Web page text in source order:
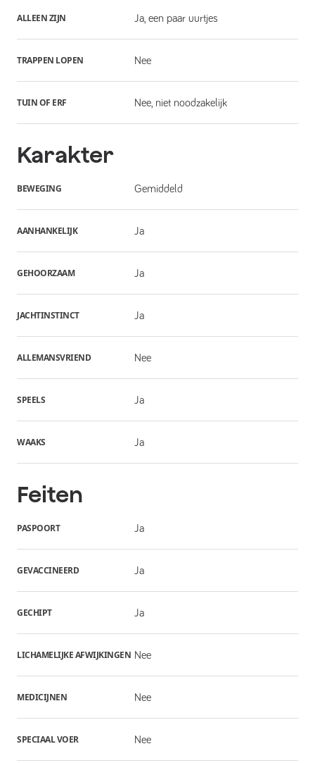
ALLEEN ZIJN Ja, een paar uurtjes
TRAPPEN LOPEN Nee
TUIN OF ERF Nee, niet noodzakelijk
Karakter
BEWEGING Gemiddeld
AANHANKELIJK Ja
GEHOORZAAM Ja
JACHTINSTINCT Ja
ALLEMANSVRIEND Nee
SPEELS Ja
WAAKS Ja
Feiten
PASPOORT Ja
GEVACCINEERD Ja
GECHIPT Ja
LICHAMELIJKE AFWIJKINGEN Nee
MEDICIJNEN Nee
SPECIAAL VOER Nee